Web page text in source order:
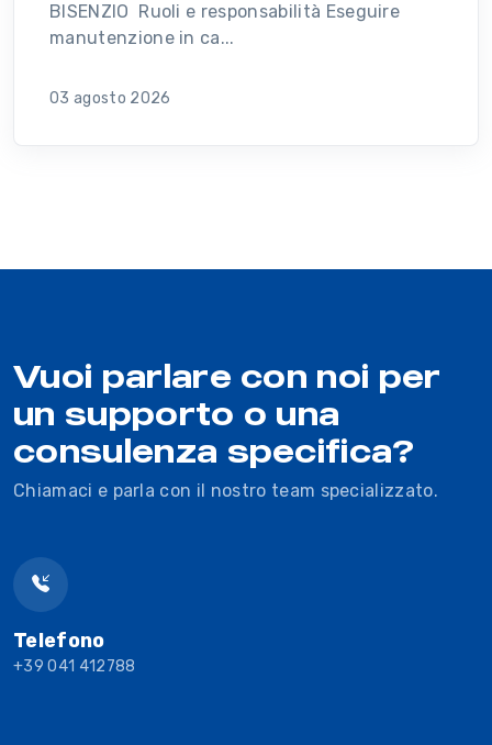
BISENZIO Ruoli e responsabilità Eseguire
manutenzione in ca...
03 agosto 2026
Vuoi parlare con noi per
un supporto o una
consulenza specifica?
Chiamaci e parla con il nostro team specializzato.
Telefono
+39 041 412788